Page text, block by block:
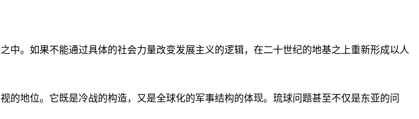
中。如果不能通过具体的社会力量改变发展主义的逻辑，在二十世纪的地基之上重新形成以人
地位。它既是冷战的构造，又是全球化的军事结构的体现。琉球问题甚至不仅是东亚的问